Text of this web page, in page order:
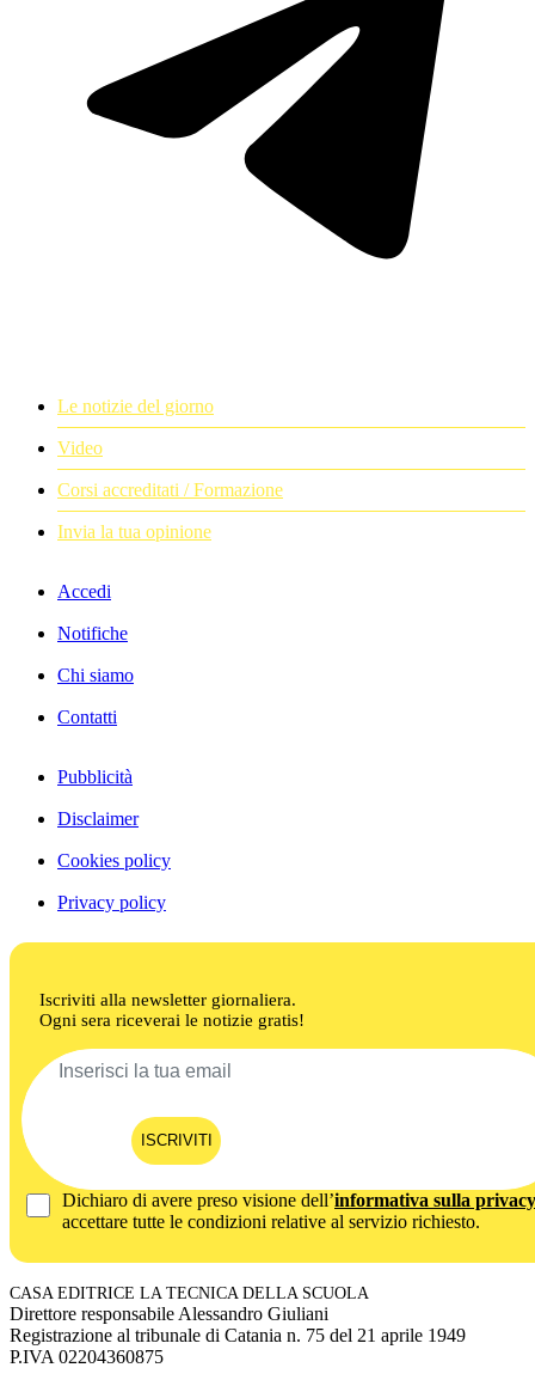
Le notizie del giorno
Video
Corsi accreditati / Formazione
Invia la tua opinione
Accedi
Notifiche
Chi siamo
Contatti
Pubblicità
Disclaimer
Cookies policy
Privacy policy
Iscriviti alla newsletter giornaliera.
Ogni sera riceverai le notizie gratis!
ISCRIVITI
Dichiaro di avere preso visione dell’informativa sulla privacy
accettare tutte le condizioni relative al servizio richiesto.
CASA EDITRICE LA TECNICA DELLA SCUOLA
Direttore responsabile Alessandro Giuliani
Registrazione al tribunale di Catania n. 75 del 21 aprile 1949
P.IVA 02204360875